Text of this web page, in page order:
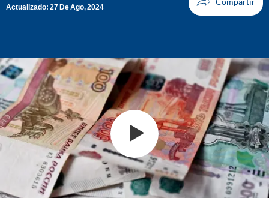
Actualizado: 27 De Ago, 2024